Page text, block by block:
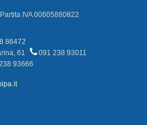
IVA 00605880822
86472
61
091 238 93011
93666